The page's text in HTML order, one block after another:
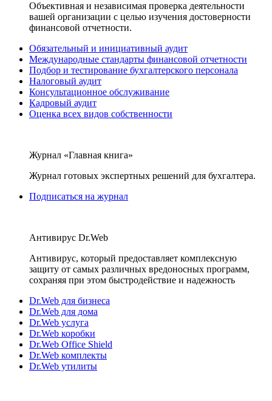
Объективная и независимая проверка деятельности
вашей организации с целью изучения достоверности
финансовой отчетности.
Обязательный и инициативный аудит
Международные стандарты финансовой отчетности
Подбор и тестирование бухгалтерского персонала
Налоговый аудит
Консультационное обслуживание
Кадровый аудит
Оценка всех видов собственности
Журнал «Главная книга»
Журнал готовых экспертных решений для бухгалтера.
Подписаться на журнал
Антивирус Dr.Web
Антивирус, который предоставляет комплексную
защиту от самых различных вредоносных программ,
сохраняя при этом быстродействие и надежность
Dr.Web для бизнеса
Dr.Web для дома
Dr.Web услуга
Dr.Web коробки
Dr.Web Office Shield
Dr.Web комплекты
Dr.Web утилиты